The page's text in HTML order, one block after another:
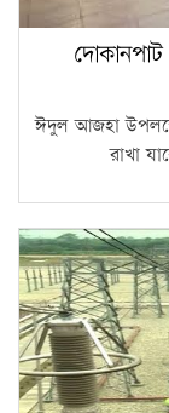
ঈদুল আজহা
রাখা